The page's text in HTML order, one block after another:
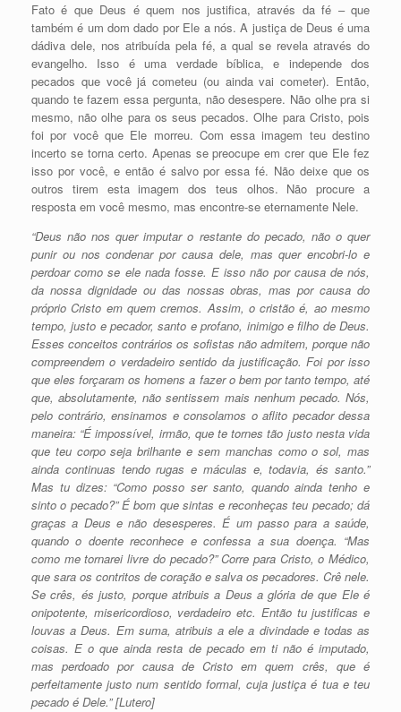
Fato é que Deus é quem nos justifica, através da fé – que
também é um dom dado por Ele a nós. A justiça de Deus é uma
dádiva dele, nos atribuída pela fé, a qual se revela através do
evangelho. Isso é uma verdade bíblica, e independe dos
pecados que você já cometeu (ou ainda vai cometer). Então,
quando te fazem essa pergunta, não desespere. Não olhe pra si
mesmo, não olhe para os seus pecados. Olhe para Cristo, pois
foi por você que Ele morreu. Com essa imagem teu destino
incerto se torna certo. Apenas se preocupe em crer que Ele fez
isso por você, e então é salvo por essa fé. Não deixe que os
outros tirem esta imagem dos teus olhos. Não procure a
resposta em você mesmo, mas encontre-se eternamente Nele.
“Deus não nos quer imputar o restante do pecado, não o quer
punir ou nos condenar por causa dele, mas quer encobri-lo e
perdoar como se ele nada fosse. E isso não por causa de nós,
da nossa dignidade ou das nossas obras, mas por causa do
próprio Cristo em quem cremos. Assim, o cristão é, ao mesmo
tempo, justo e pecador, santo e profano, inimigo e filho de Deus.
Esses conceitos contrários os sofistas não admitem, porque não
compreendem o verdadeiro sentido da justificação. Foi por isso
que eles forçaram os homens a fazer o bem por tanto tempo, até
que, absolutamente, não sentissem mais nenhum pecado. Nós,
pelo contrário, ensinamos e consolamos o aflito pecador dessa
maneira: “É impossível, irmão, que te tornes tão justo nesta vida
que teu corpo seja brilhante e sem manchas como o sol, mas
ainda continuas tendo rugas e máculas e, todavia, és santo.”
Mas tu dizes: “Como posso ser santo, quando ainda tenho e
sinto o pecado?” É bom que sintas e reconheças teu pecado; dá
graças a Deus e não desesperes. É um passo para a saúde,
quando o doente reconhece e confessa a sua doença. “Mas
como me tornarei livre do pecado?” Corre para Cristo, o Médico,
que sara os contritos de coração e salva os pecadores. Crê nele.
Se crês, és justo, porque atribuis a Deus a glória de que Ele é
onipotente, misericordioso, verdadeiro etc. Então tu justificas e
louvas a Deus. Em suma, atribuis a ele a divindade e todas as
coisas. E o que ainda resta de pecado em ti não é imputado,
mas perdoado por causa de Cristo em quem crês, que é
perfeitamente justo num sentido formal, cuja justiça é tua e teu
pecado é Dele.” [Lutero]